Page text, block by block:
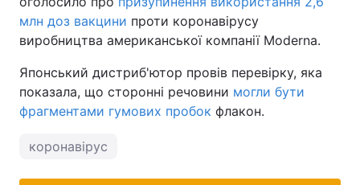
млн доз вакцини проти коронавірусу
виробництва американської компанії Moderna.
Японський дистриб'ютор провів перевірку, яка
показала, що сторонні речовини могли бути
фрагментами гумових пробок флакон.
коронавірус